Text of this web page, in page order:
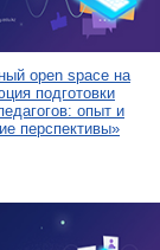
open space на
подготовки
опыт и
перспективы»